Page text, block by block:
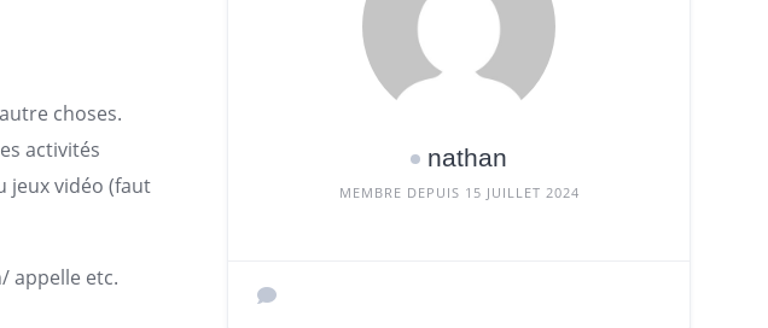
choses.
activités
jeux vidéo (faut
appelle etc.
nathan
MEMBRE DEPUIS 15 JUILLET 2024